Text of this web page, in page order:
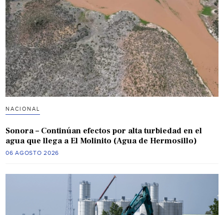
NACIONAL
Sonora – Continúan efectos por alta turbiedad en el
agua que llega a El Molinito (Agua de Hermosillo)
06 AGOSTO 2026